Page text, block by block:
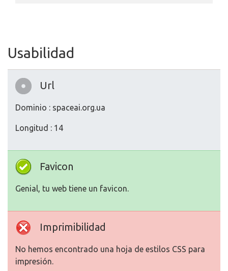
Usabilidad
Url
Dominio : spaceai.org.ua
Longitud : 14
Favicon
Genial, tu web tiene un favicon.
Imprimibilidad
No hemos encontrado una hoja de estilos CSS para
impresión.